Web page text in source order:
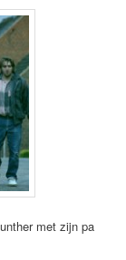
met zijn pa